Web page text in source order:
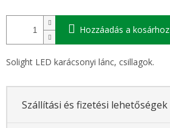
Hozzáadás a kosárhoz
Solight LED karácsonyi lánc, csillagok.
Szállítási és fizetési lehetőségek